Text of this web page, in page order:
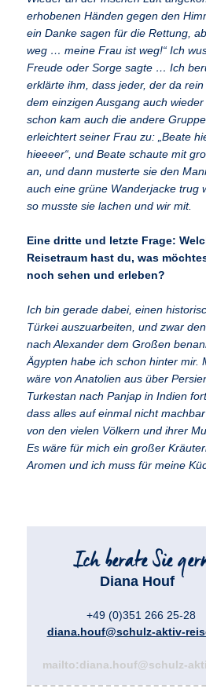
erhobenen Händen gegen den
ein Danke sagen für die Rettung,
weg … meine Frau ist weg!“ Ich
Freude oder Sorge sagte … Ich
erklärte ihm, dass jeder, der da
dem einzigen Ausgang auch
schon kam auch die andere
erleichtert seiner Frau zu: „Beate
hieeeer“, und Beate schaute mit
an, und dann musterte sie den
auch eine grüne Wanderjacke trug
so musste sie lachen und wir mit.
Eine dritte und letzte Frage:
Reisetraum hast du, was
noch sehen und erleben?
Ich bin gerade dabei, einen
Türkei auszuarbeiten, und zwar
nach Alexander dem Großen
Ägypten habe ich schon hinter mir.
wäre von Anatolien aus über
Turkestan nach Panjap in Indien
dass alles auf einmal nicht
von den vielen Völkern und ihrer
Es wäre für mich ein großer
Aromen und ich muss für meine
Diana Houf
+49 (0)351 266 25-28
diana.houf@schulz-aktiv-
mailto:diana.houf@schulz-